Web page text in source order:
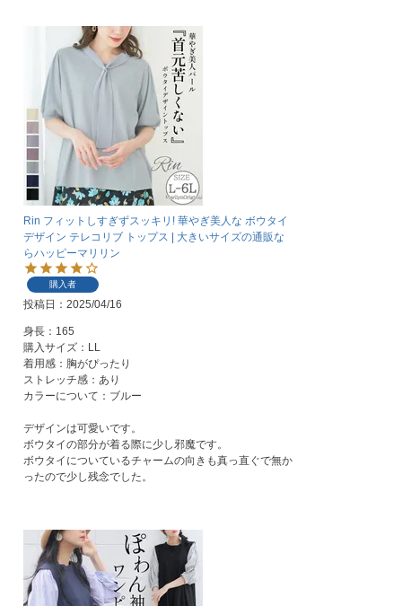
Rin フィットしすぎずスッキリ! 華やぎ美人な ボウタイ
デザイン テレコリブ トップス | 大きいサイズの通販な
らハッピーマリリン
購入者
投稿日 2025/04/16
身長：165
購入サイズ：LL
着用感：胸がぴったり
ストレッチ感：あり
カラーについて：ブルー
デザインは可愛いです。
ボウタイの部分が着る際に少し邪魔です。
ボウタイについているチャームの向きも真っ直ぐで無か
ったので少し残念でした。